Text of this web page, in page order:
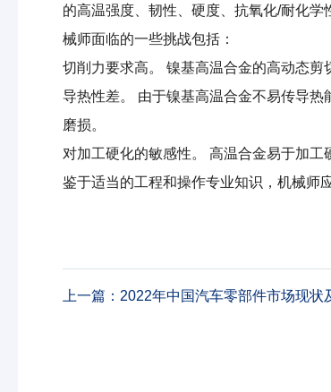
的高温强度、韧性、硬度、抗氧化/耐化
械师面临的一些挑战包括：
切削力要求高。 镍基高温合金的高动态剪
导热性差。 由于镍基高温合金不易传导
磨损。
对加工硬化的敏感性。 高温合金易于加工
鉴于适当的工程和操作专业知识，机械师
上一篇： 2022年中国汽车零部件市场现状